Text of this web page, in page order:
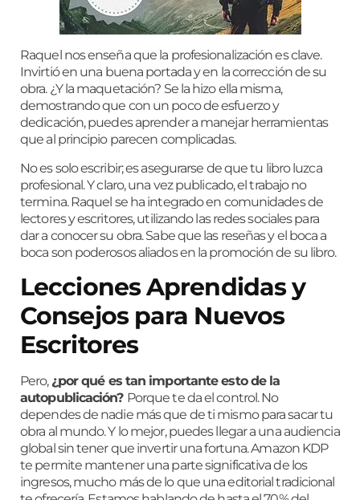
Raquel nos enseña que la profesionalización es clave.
Invirtió en una buena portada y en la corrección de su
obra. ¿Y la maquetación? Se la hizo ella misma,
demostrando que con un poco de esfuerzo y
dedicación, puedes aprender a manejar herramientas
que al principio parecen complicadas.
No es solo escribir; es asegurarse de que tu libro luzca
profesional. Y claro, una vez publicado, el trabajo no
termina. Raquel se ha integrado en comunidades de
lectores y escritores, utilizando las redes sociales para
dar a conocer su obra. Sabe que las reseñas y el boca a
boca son poderosos aliados en la promoción de su libro.
Lecciones Aprendidas y
Consejos para Nuevos
Escritores
Pero, ¿por qué es tan importante esto de la
autopublicación? Porque te da el control. No
dependes de nadie más que de ti mismo para sacar tu
obra al mundo. Y lo mejor, puedes llegar a una audiencia
global sin tener que invertir una fortuna. Amazon KDP
te permite mantener una parte significativa de los
ingresos, mucho más de lo que una editorial tradicional